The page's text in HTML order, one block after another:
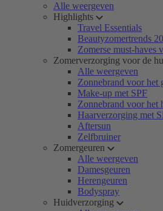
Alle weergeven
Highlights
Travel Essentials
Beautyzomertrends
Zomerse must-haves
Zomerverzorging voor de
Alle weergeven
Zonnebrand voor het
Make-up met SPF
Zonnebrand voor het
Haarverzorging met
Aftersun
Zelfbruiner
Zomergeuren
Alle weergeven
Damesgeuren
Herengeuren
Bodyspray
Huidverzorging